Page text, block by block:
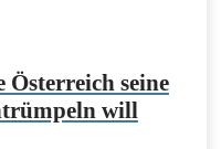
Österreich seine
will